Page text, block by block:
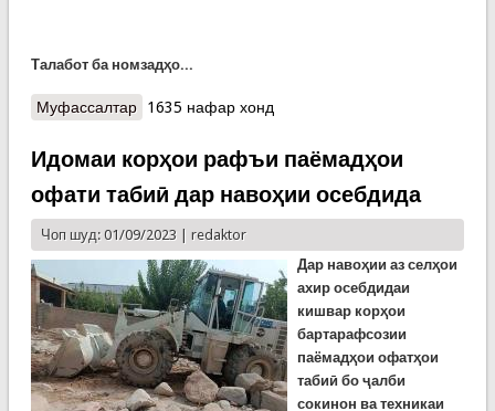
Талабот ба номзадҳо...
Муфассалтаро Эълони озмун барои ишғоли ҷойи кори холӣ
ҳолатҳои фавқулодда
1635 нафар хонд
Идомаи корҳои рафъи паёмадҳои
офати табиӣ дар навоҳии осебдида
Чоп шуд: 01/09/2023 | redaktor
Дар навоҳии аз селҳои
ахир осебдидаи
кишвар корҳои
бартарафсозии
паёмадҳои офатҳои
табиӣ бо ҷалби
сокинон ва техникаи